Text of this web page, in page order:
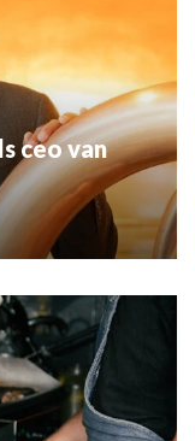
ceo van